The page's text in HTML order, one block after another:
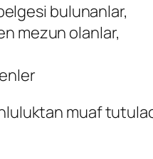
bulunanlar,
mezun olanlar,
muaf